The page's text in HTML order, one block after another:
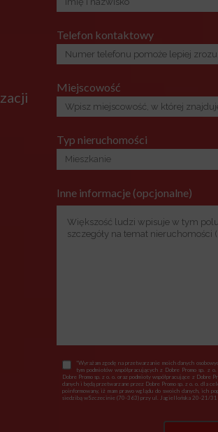
Telefon kontaktowy
Miejscowość
Typ nieruchomości
Inne informacje (opcjonalne)
*Wyrażam zgodę na przetwarzanie moich danych
tym podmiotów współpracujących z Dobre Promo sp. z
Dobre Promo sp. z o. o. oraz podmioty współpracujące z Dobre
danych i będą przetwarzane przez Dobre Promo sp. z o. o. dla
poinformowany, iż mam prawo wglądu do swoich danych, ich
siedzibą wSzczecinie (70-363) przy ul. Jagiellońska 20-21/